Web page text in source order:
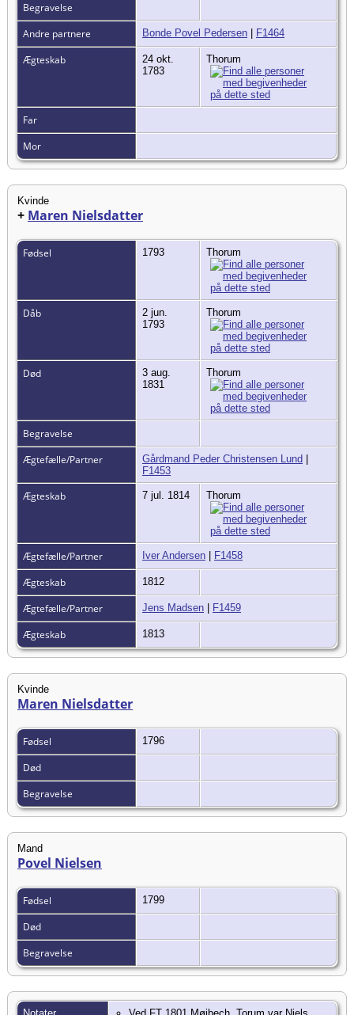
Begravelse
Andre partnere
Bonde Povel Pedersen F1464
Ægteskab
24 okt.
1783
Thorum
Far
Mor
Kvinde
+ Maren Nielsdatter
Fødsel 1793 Thorum
Dåb
2 jun.
1793
Thorum
Død
3 aug.
1831
Thorum
Begravelse
Ægtefælle/Partner
Gårdmand Peder Christensen Lund
F1453
Ægteskab 7 jul. 1814 Thorum
Ægtefælle/Partner Iver Andersen F1458
Ægteskab 1812
Ægtefælle/Partner Jens Madsen F1459
Ægteskab 1813
Kvinde
Maren Nielsdatter
Fødsel 1796
Død
Begravelse
Mand
Povel Nielsen
Fødsel 1799
Død
Begravelse